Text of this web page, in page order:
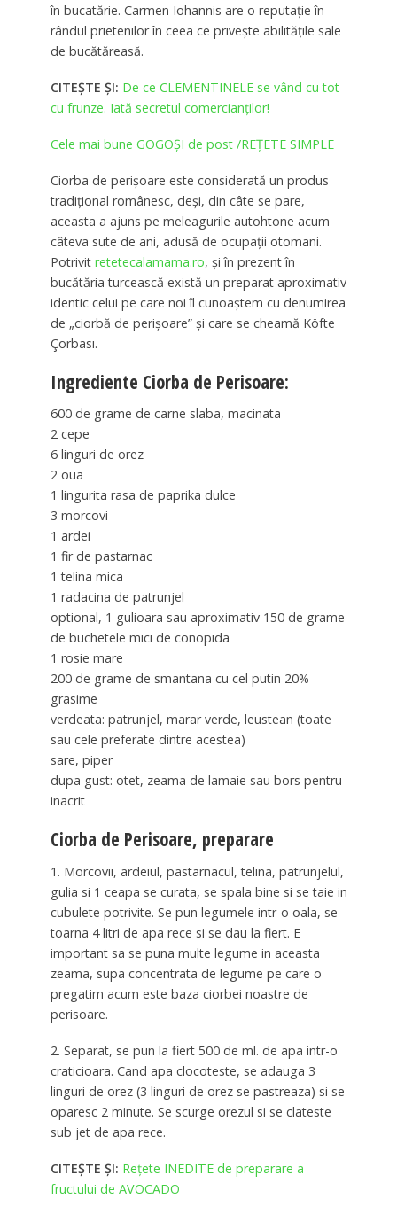
în bucatărie. Carmen Iohannis are o reputație în
rândul prietenilor în ceea ce privește abilitățile sale
de bucătăreasă.
CITEȘTE ȘI: De ce CLEMENTINELE se vând cu tot
cu frunze. Iată secretul comercianţilor!
Cele mai bune GOGOȘI de post /REȚETE SIMPLE
Ciorba de perișoare este considerată un produs
tradițional românesc, deși, din câte se pare,
aceasta a ajuns pe meleagurile autohtone acum
câteva sute de ani, adusă de ocupații otomani.
Potrivit retetecalamama.ro, și în prezent în
bucătăria turcească există un preparat aproximativ
identic celui pe care noi îl cunoaștem cu denumirea
de „ciorbă de perișoare” și care se cheamă Köfte
Çorbası.
Ingrediente Ciorba de Perisoare:
600 de grame de carne slaba, macinata
2 cepe
6 linguri de orez
2 oua
1 lingurita rasa de paprika dulce
3 morcovi
1 ardei
1 fir de pastarnac
1 telina mica
1 radacina de patrunjel
optional, 1 gulioara sau aproximativ 150 de grame
de buchetele mici de conopida
1 rosie mare
200 de grame de smantana cu cel putin 20%
grasime
verdeata: patrunjel, marar verde, leustean (toate
sau cele preferate dintre acestea)
sare, piper
dupa gust: otet, zeama de lamaie sau bors pentru
inacrit
Ciorba de Perisoare, preparare
1. Morcovii, ardeiul, pastarnacul, telina, patrunjelul,
gulia si 1 ceapa se curata, se spala bine si se taie in
cubulete potrivite. Se pun legumele intr-o oala, se
toarna 4 litri de apa rece si se dau la fiert. E
important sa se puna multe legume in aceasta
zeama, supa concentrata de legume pe care o
pregatim acum este baza ciorbei noastre de
perisoare.
2. Separat, se pun la fiert 500 de ml. de apa intr-o
craticioara. Cand apa clocoteste, se adauga 3
linguri de orez (3 linguri de orez se pastreaza) si se
oparesc 2 minute. Se scurge orezul si se clateste
sub jet de apa rece.
CITEȘTE ȘI: Rețete INEDITE de preparare a
fructului de AVOCADO